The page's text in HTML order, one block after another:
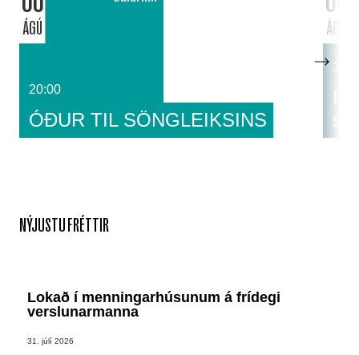
ÁGÚ
20:00
ÓÐUR TIL SÖNGLEIKSINS
ÁGÚ
NÝJUSTU FRÉTTIR
Lokað í menningarhúsunum á frídegi
verslunarmanna
31. júlí 2026